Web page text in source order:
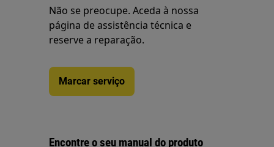
Não se preocupe. Aceda à nossa
página de assistência técnica e
reserve a reparação.
Marcar serviço
Encontre o seu manual do produto